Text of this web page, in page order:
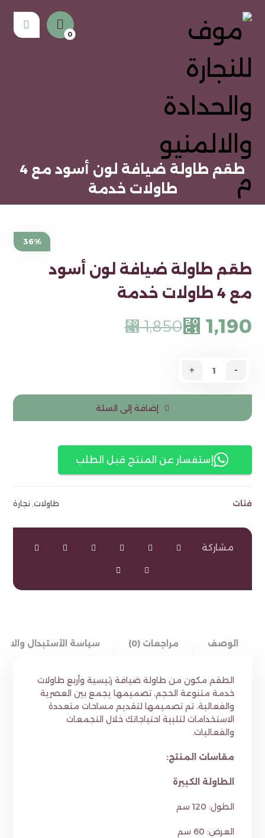
طقم طاولة ضيافة لون أسود مع 4
طاولات خدمة
36%
طقم طاولة ضيافة لون أسود
مع 4 طاولات خدمة
⃁1,850⃁ 1,190
-
+
إضافة إلى السلة
إستفسار عن المنتج قبل الطلب
فئات طاولات, نجارة
الوصف مراجعات (0) سياسة الأستبدال
الطقم مكون من طاولة ضيافة رئيسية وأربع طاولات
خدمة متنوعة الحجم، تصميمها يجمع بين العصرية
والفعالية. تم تصميمها لتقديم مساحات متعددة
الاستخدامات لتلبية احتياجاتك خلال التجمعات
والفعاليات.
مقاسات المنتج:
الطاولة الكبيرة
الطول: 120 سم
العرض: 60 سم